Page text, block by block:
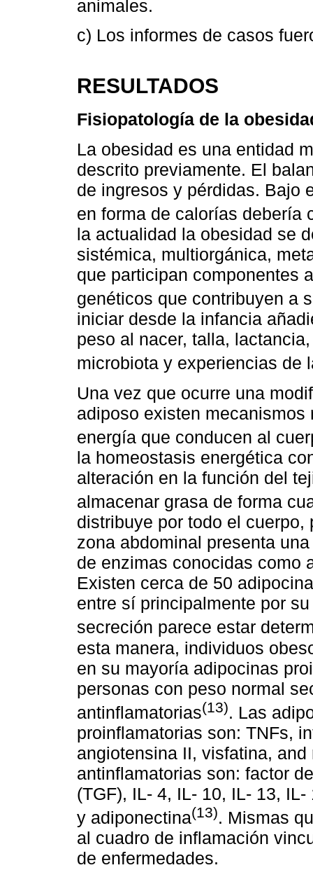
animales.
c) Los informes de casos
RESULTADOS
Fisiopatología de la
La obesidad es una entidad
descrito previamente. El
de ingresos y pérdidas. Bajo
en forma de calorías debería
la actualidad la obesidad se
sistémica, multiorgánica,
que participan componentes
genéticos que contribuyen a
iniciar desde la infancia
peso al nacer, talla,
microbiota y experiencias de
Una vez que ocurre una
adiposo existen
energía que conducen al
la homeostasis energética
alteración en la función del
almacenar grasa de forma
distribuye por todo el
zona abdominal presenta
de enzimas conocidas como
Existen cerca de 50
entre sí principalmente por
secreción parece estar
esta manera, individuos
en su mayoría adipocinas
personas con peso normal
antinflamatorias(13). Las
proinflamatorias son: TNFs,
angiotensina II, visfatina,
antinflamatorias son: factor
(TGF), IL- 4, IL- 10, IL- 13,
y adiponectina(13). Mismas
al cuadro de inflamación
de enfermedades.